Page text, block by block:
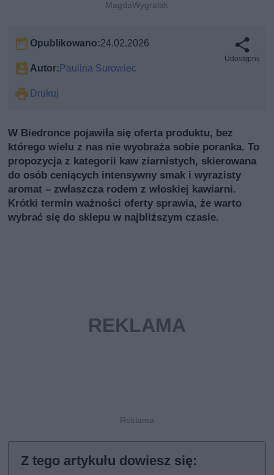
MagdaWygralak
Opublikowano:24.02.2026
Autor:Paulina Surowiec
Drukuj
Udostępnij
W Biedronce pojawiła się oferta produktu, bez
którego wielu z nas nie wyobraża sobie poranka. To
propozycja z kategorii kaw ziarnistych, skierowana
do osób ceniących intensywny smak i wyrazisty
aromat – zwłaszcza rodem z włoskiej kawiarni.
Krótki termin ważności oferty sprawia, że warto
wybrać się do sklepu w najbliższym czasie.